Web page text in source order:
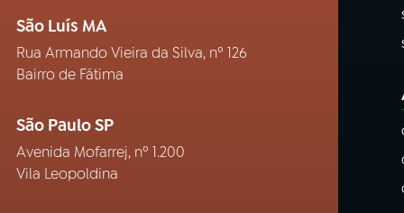
São Luís MA
Rua Armando Vieira da Silva, nº 126
Bairro de Fátima
São Paulo SP
Avenida Mofarrej, nº 1.200
Vila Leopoldina